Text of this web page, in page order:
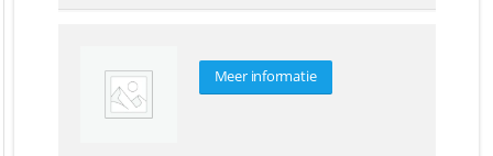
Meer informatie